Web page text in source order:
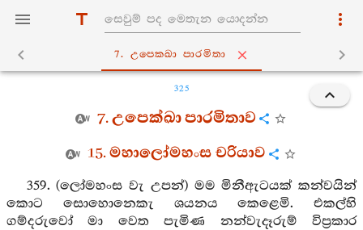
7. උපෙක‍්ඛා පාරමිතා
325
7. උපෙක්ඛා පාරමිතාව
15. මහාලෝමහංස චරියාව
359. (ලෝමහංස වැ උපන්) මම මිනීඇටයක් කන්වයින්
කොට සොහොනෙකැ ශයනය කෙළෙමි. එකල්හි
ගම්දරුවෝ මා වෙත පැමිණ නන්වැදෑරුම් විප්‍රකාර